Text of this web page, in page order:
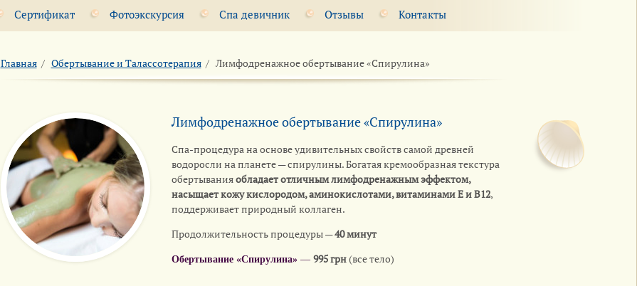
Сертификат Фотоэкскурсия Спа девичник Отзывы Контакты
Главная/ Обертывание и Талассотерапия/ Лимфодренажное обертывание «Спирулина»
Лимфодренажное обертывание «Спирулина»
Спа-процедура на основе удивительных свойств самой древней
водоросли на планете — спирулины. Богатая кремообразная текстура
обертыванияобладает отличным лимфодренажным эффектом,
насыщает кожу кислородом, аминокислотами, витаминами Е и В12,
поддерживает природный коллаген.
Продолжительность процедуры —40 минут
Обертывание «Спирулина» — 995 грн(все тело)